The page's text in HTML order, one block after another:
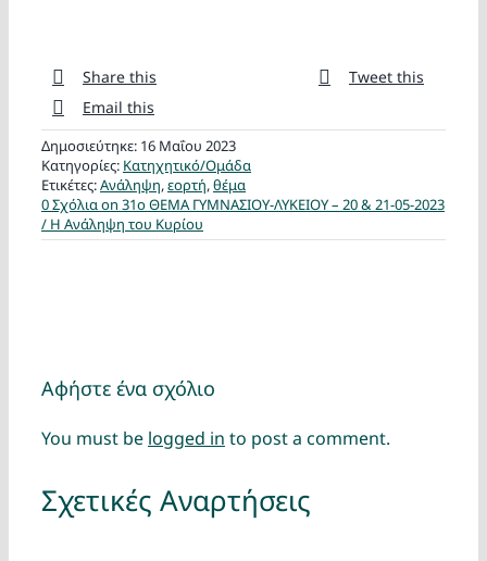
Share this
Tweet this
Email this
Δημοσιεύτηκε: 16 Μαΐου 2023
Κατηγορίες: Κατηχητικό/Ομάδα
Ετικέτες:Ανάληψη,εορτή,θέμα
0 Σχόλιαon 31ο ΘΕΜΑ ΓΥΜΝΑΣΙΟΥ-ΛΥΚΕΙΟΥ – 20 & 21-05-2023
/ Η Ανάληψη του Κυρίου
Αφήστε ένα σχόλιο
You must be logged in to post a comment.
Σχετικές Αναρτήσεις